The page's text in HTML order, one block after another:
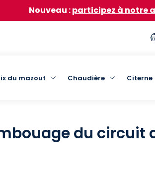
participez à notre achat
du mazout Chaudière Citerne
du circuit